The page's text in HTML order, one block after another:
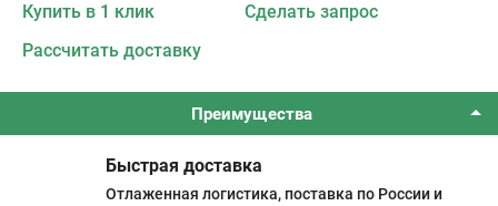
Купить в 1 клик
Сделать запрос
Рассчитать доставку
Преимущества
Быстрая доставка
Отлаженная логистика, поставка по России и